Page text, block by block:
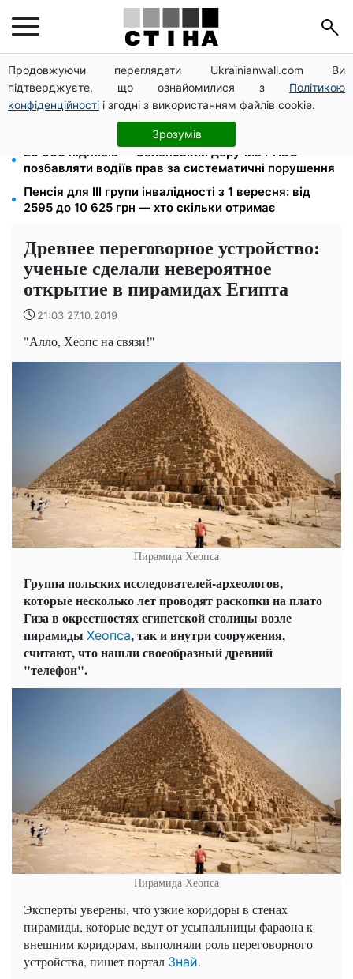
Продовжуючи переглядати Ukrainianwall.com Ви
підтверджуєте, що ознайомилися з Політикою
конфіденційності і згодні з використанням файлів cookie.
Зрозумів
125 грн за куб води: закон №4777 запустив подвійне
подорожчання тарифів у регіонах
Пенсія по інвалідності III групи з вересня: від 2595
до 10 625 грн — хто скільки отримає
26 000 підписів — Зеленський доручив РНБО
позбавляти водіїв прав за систематичні порушення
Пенсія для III групи інвалідності з 1 вересня: від
2595 до 10 625 грн — хто скільки отримає
Древнее переговорное устройство:
ученые сделали невероятное
открытие в пирамидах Египта
21:03 27.10.2019
"Алло, Хеопс на связи!"
Пирамида Хеопса
Группа польских исследователей-археологов,
которые несколько лет проводят раскопки на плато
Гиза в окрестностях египетской столицы возле
пирамиды Хеопса, так и внутри сооружения,
считают, что нашли своеобразный древний
"телефон".
Пирамида Хеопса
Эксперты уверены, что узкие коридоры в стенах
пирамиды, которые ведут от усыпальницы фараона к
внешним коридорам, выполняли роль переговорного
устройства, пишет портал Знай.